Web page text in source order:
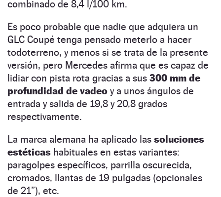
combinado de 8,4 l/100 km.
Es poco probable que nadie que adquiera un
GLC Coupé tenga pensado meterlo a hacer
todoterreno, y menos si se trata de la presente
versión, pero Mercedes afirma que es capaz de
lidiar con pista rota gracias a sus 300 mm de
profundidad de vadeo y a unos ángulos de
entrada y salida de 19,8 y 20,8 grados
respectivamente.
La marca alemana ha aplicado las soluciones
estéticas habituales en estas variantes:
paragolpes específicos, parrilla oscurecida,
cromados, llantas de 19 pulgadas (opcionales
de 21”), etc.